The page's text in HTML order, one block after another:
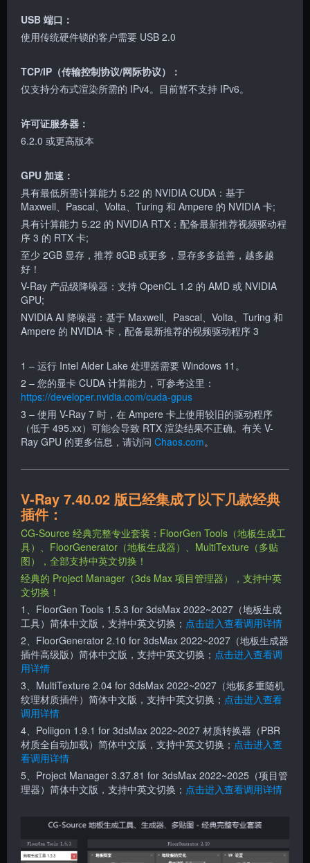
USB 端口：
使用传统硬件锁的客户需要 USB 2.0
TCP/IP（传输控制协议/网际协议）：
仅支持分布式渲染所需的 IPv4。目前暂不支持 IPv6。
许可证服务器：
6.2.0 或更高版本
GPU 加速：
具有最低所需计算能力 5.22 的 NVIDIA CUDA：基于
Maxwell、Pascal、Volta、Turing 和 Ampere 的 NVIDIA 卡;
具有计算能力 5.22 的 NVIDIA RTX：配备最新推荐视频驱动程
序 3 的 RTX 卡;
至少 2GB 显存，推荐 8GB 或更多，显存多多益善，越多越
好！
V-Ray 产品级降噪器：支持 OpenCL 1.2 的 AMD 或 NVIDIA
GPU;
NVIDIA AI 降噪器：基于 Maxwell、Pascal、Volta、Turing 和
Ampere 的 NVIDIA 卡，配备最新推荐的视频驱动程序 3
1 – 运行 Intel Alder Lake 处理器需要 Windows 11。
2 – 您的显卡 CUDA 计算能力，可参考这里：
https://developer.nvidia.com/cuda-gpus
3 – 使用 V-Ray 7 时，在 Ampere 卡上使用较旧的驱动程序
（低于 495.xx）可能会导致 RTX 渲染结果不正确。有关 V-
Ray GPU 的更多信息，请访问 Chaos.com。
V-Ray 7.40.02 版已经集成了以下几款经典
插件：
CG-Source 经典完整专业套装：FloorGen Tools（地板生成工
具）、FloorGenerator（地板生成器）、MultiTexture（多贴
图），全部支持中英文切换！
经典的 Project Manager（3ds Max 项目管理器）
，支持中英
文切换！
1、FloorGen Tools 1.5.3 for 3dsMax 2022~2027 （地板生成
工具）简体中文版，支持中英文切换； 点击进入查看调用详情
2、FloorGenerator 2.10 for 3dsMax 2022~2027（地板生成器
插件高级版）简体中文版，支持中英文切换； 点击进入查看调
用详情
3、MultiTexture 2.04 for 3dsMax 2022~2027 （地板多重随机
纹理材质插件）简体中文版，支持中英文切换； 点击进入查看
调用详情
4、Poliigon 1.9.1 for 3dsMax 2022~2027 材质转换器（PBR
材质全自动加载）简体中文版，支持中英文切换； 点击进入查
看调用详情
5、Project Manager 3.37.81 for 3dsMax 2022~2025（项目管
理器）简体中文版，支持中英文切换； 点击进入查看调用详情